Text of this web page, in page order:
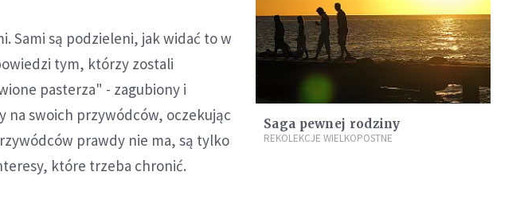
Sami są podzieleni, jak widać to w
tym, którzy zostali
pasterza" - zagubiony i
na swoich przywódców, oczekując
prawdy nie ma, są tylko
które trzeba chronić.
Saga pewnej rodziny
REKOLEKCJE WIELKOPOSTNE